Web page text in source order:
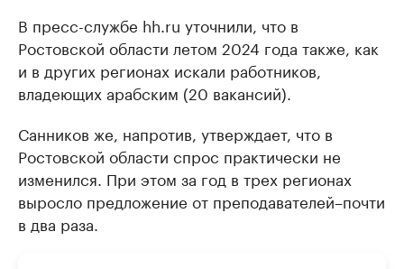
В пресс-службе hh.ru уточнили, что в
Ростовской области летом 2024 года также, как
и в других регионах искали работников,
владеющих арабским (20 вакансий).
Санников же, напротив, утверждает, что в
Ростовской области спрос практически не
изменился. При этом за год в трех регионах
выросло предложение от преподавателей–почти
в два раза.